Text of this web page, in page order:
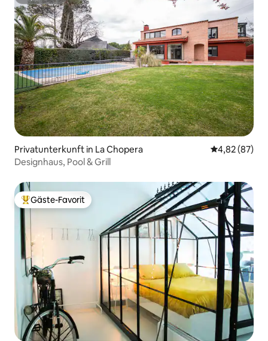
Privatunterkunft in La Chopera
4,82 (87)
Designhaus, Pool & Grill
Beliebter Gäste-Favorit.
Gäste-Favorit